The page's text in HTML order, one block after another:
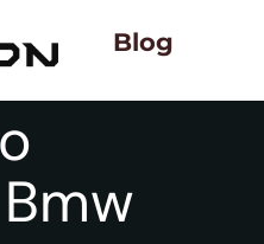
Blog